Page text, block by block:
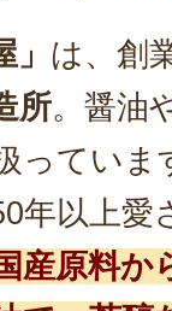
は、創
所。醤油
っていま
年以上愛
産原料か